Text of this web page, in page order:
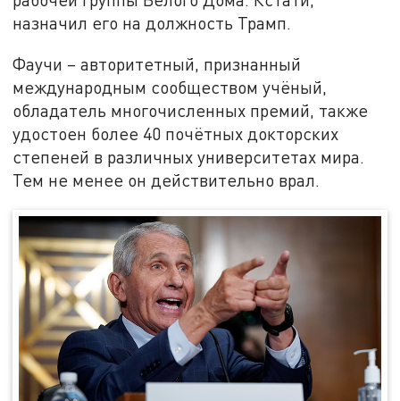
назначил его на должность Трамп.
Фаучи – авторитетный, признанный
международным сообществом учёный,
обладатель многочисленных премий, также
удостоен более 40 почётных докторских
степеней в различных университетах мира.
Тем не менее он действительно врал.